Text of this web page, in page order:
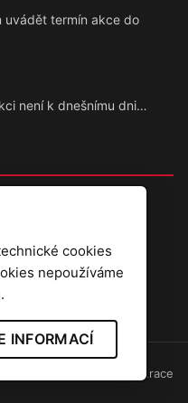
uvádět termín akce do
není k dnešnímu dni…
Administrace
cookies
nepoužíváme
INFORMACÍ